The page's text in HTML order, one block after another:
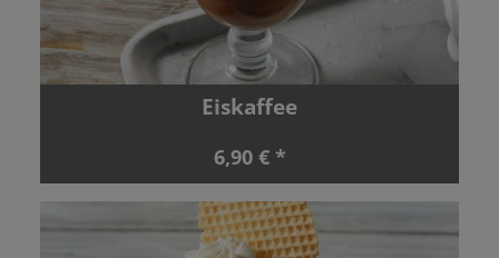
Eiskaffee
6,90 € *